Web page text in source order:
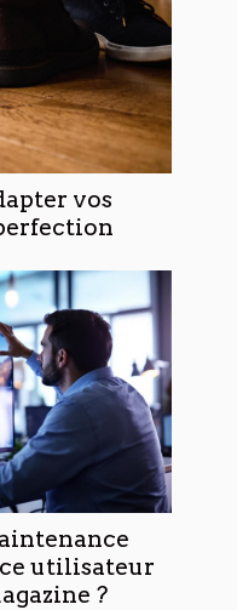
vos
utilisateur
?